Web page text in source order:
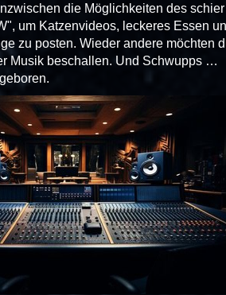
die Möglichkeiten des schier
um Katzenvideos, leckeres Essen
zu posten. Wieder andere möchten
Musik beschallen. Und Schwupps …